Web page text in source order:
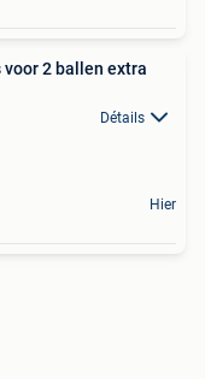
2 ballen extra
Détails
Hier